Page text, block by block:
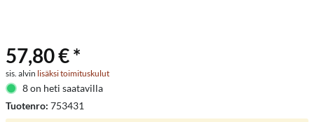
57,80 € *
sis. alvin lisäksi toimituskulut
8 on heti saatavilla
Tuotenro: 753431